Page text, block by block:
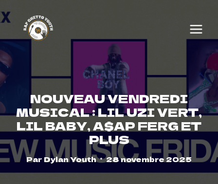
to
content
NOUVEAU VENDREDI
MUSICAL : LIL UZI VERT,
LIL BABY, A$AP FERG ET
PLUS
Par Dylan Youth 28 novembre 2025